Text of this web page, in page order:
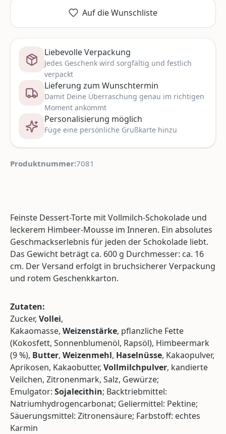
Auf die Wunschliste
Liebevolle Verpackung
Jedes Geschenk wird sorgfältig und festlich
verpackt
Lieferung zum Wunschtermin
Damit Deine Überraschung genau im richtigen
Moment ankommt
Personalisierung möglich
Füge eine persönliche Grußkarte hinzu
Produktnummer:7081
Feinste Dessert-Torte mit Vollmilch-Schokolade und
leckerem Himbeer-Mousse im Inneren. Ein absolutes
Geschmackserlebnis für jeden der Schokolade liebt.
Das Gewicht beträgt ca. 600 g Durchmesser: ca. 16
cm. Der Versand erfolgt in bruchsicherer Verpackung
und rotem Geschenkkarton.
Zutaten:
Zucker, Vollei,
Kakaomasse, Weizenstärke, pflanzliche Fette
(Kokosfett, Sonnenblumenöl, Rapsöl), Himbeermark
(9 %), Butter, Weizenmehl, Haselnüsse, Kakaopulver,
Aprikosen, Kakaobutter, Vollmilchpulver, kandierte
Veilchen, Zitronenmark, Salz, Gewürze;
Emulgator: Sojalecithin; Backtriebmittel:
Natriumhydrogencarbonat; Geliermittel: Pektine;
Säuerungsmittel: Zitronensäure; Farbstoff: echtes
Karmin